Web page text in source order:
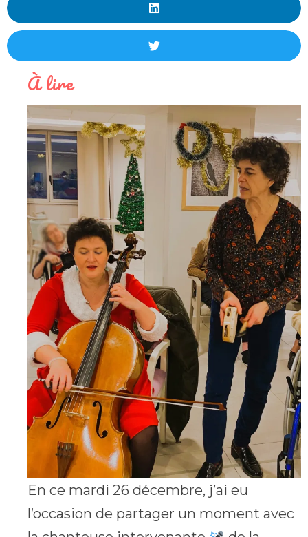
À lire
En ce mardi 26 décembre, j’ai eu
l’occasion de partager un moment avec